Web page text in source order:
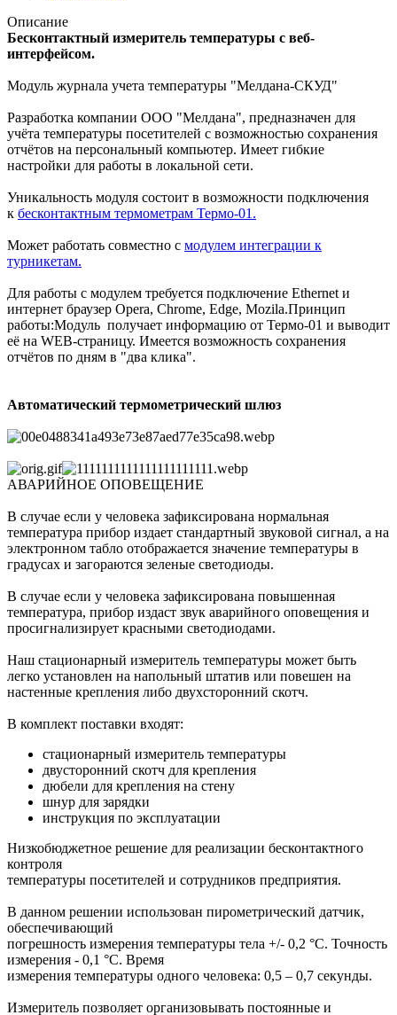
Описание
Бесконтактный измеритель температуры с веб-
интерфейсом.
Модуль журнала учета температуры "Мелдана-СКУД"
Разработка компании ООО "Мелдана", предназначен для
учёта температуры посетителей с возможностью сохранения
отчётов на персональный компьютер. Имеет гибкие
настройки для работы в локальной сети.
Уникальность модуля состоит в возможности подключения
к бесконтактным термометрам Термо-01.
Может работать совместно с модулем интеграции к
турникетам.
Для работы с модулем требуется подключение Ethernet и
интернет браузер Opera, Chrome, Edge, Mozila.Принцип
работы:Модуль получает информацию от Термо-01 и выводит
её на WEB-страницу. Имеется возможность сохранения
отчётов по дням в "два клика".
Автоматический термометрический шлюз
АВАРИЙНОЕ ОПОВЕЩЕНИЕ
В случае если у человека зафиксирована нормальная
температура прибор издает стандартный звуковой сигнал, а на
электронном табло отображается значение температуры в
градусах и загораются зеленые светодиоды.
В случае если у человека зафиксирована повышенная
температура, прибор издаст звук аварийного оповещения и
просигнализирует красными светодиодами.
Наш стационарный измеритель температуры может быть
легко установлен на напольный штатив или повешен на
настенные крепления либо двухсторонний скотч.
В комплект поставки входят:
стационарный измеритель температуры
двусторонний скотч для крепления
дюбели для крепления на стену
шнур для зарядки
инструкция по эксплуатации
Низкобюджетное решение для реализации бесконтактного
контроля
температуры посетителей и сотрудников предприятия.
В данном решении использован пирометрический датчик,
обеспечивающий
погрешность измерения температуры тела +/- 0,2 °С. Точность
измерения - 0,1 °С. Время
измерения температуры одного человека: 0,5 – 0,7 секунды.
Измеритель позволяет организовывать постоянные и